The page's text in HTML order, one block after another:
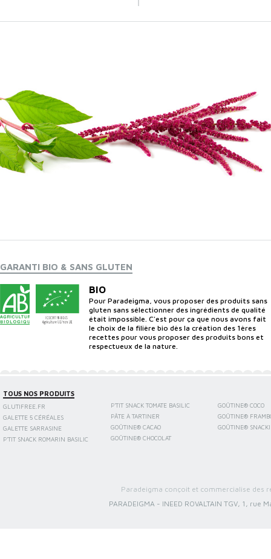
GARANTI BIO & SANS GLUTEN
BIO
Pour Paradeigma, vous proposer des produits sans
gluten sans sélectionner des ingrédients de qualité
était impossible. C'est pour ça que nous avons fait
le choix de la filière bio dès la création des 1ères
recettes pour vous proposer des produits bons et
respectueux de la nature.
TOUS NOS PRODUITS
GLUTIFREE.FR
GALETTE 5 CÉRÉALES
GALETTE SARRASINE
P'TIT SNACK ROMARIN BASILIC
P'TIT SNACK TOMATE BASILIC
PÂTE À TARTINER
GOÛTINE® CACAO
GOÛTINE® CHOCOLAT
GOÛTINE® COCO
GOÛTINE®
GOÛTINE®
Paradeigma conçoit et commercialise des
PARADEIGMA - INEED ROVALTAIN TGV, 1, rue